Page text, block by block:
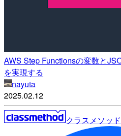
AWS Step Functionsの変数と
を実現する
nayuta
2025.02.12
クラスメソッ